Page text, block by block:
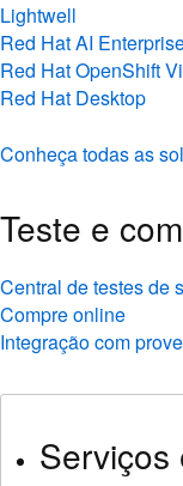
Lightwell
Red Hat AI
Red Hat OpenShift
Red Hat Desktop
Conheça todas as
Teste e
Central de testes de
Compre online
Integração com
Serviços